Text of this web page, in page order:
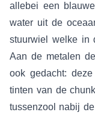
allebei een
water uit de
stuurwiel welke in
Aan de metalen
ook gedacht:
tinten van de
tussenzool nabij